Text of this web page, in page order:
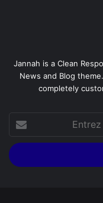
Jannah is a Clean
News and Blog
completely
votre
adresse
Email